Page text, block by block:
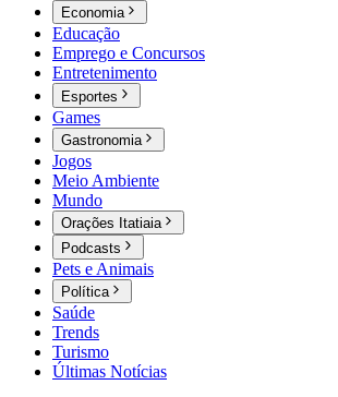
Economia
Educação
Emprego e Concursos
Entretenimento
Esportes
Games
Gastronomia
Jogos
Meio Ambiente
Mundo
Orações Itatiaia
Podcasts
Pets e Animais
Política
Saúde
Trends
Turismo
Últimas Notícias